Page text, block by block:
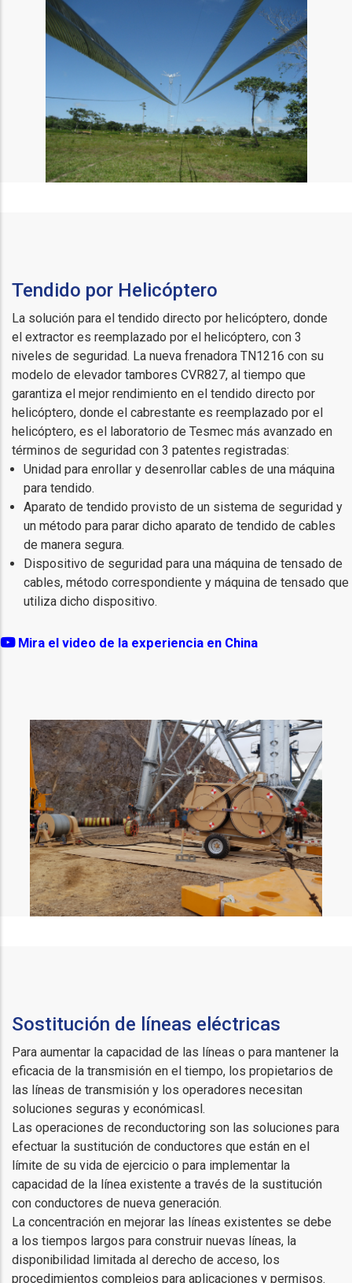
Tendido por Helicóptero
La solución para el tendido directo por helicóptero, donde
el extractor es reemplazado por el helicóptero, con 3
niveles de seguridad. La nueva frenadora TN1216 con su
modelo de elevador tambores CVR827, al tiempo que
garantiza el mejor rendimiento en el tendido directo por
helicóptero, donde el cabrestante es reemplazado por el
helicóptero, es el laboratorio de Tesmec más avanzado en
términos de seguridad con 3 patentes registradas:
Unidad para enrollar y desenrollar cables de una máquina
para tendido.
Aparato de tendido provisto de un sistema de seguridad y
un método para parar dicho aparato de tendido de cables
de manera segura.
Dispositivo de seguridad para una máquina de tensado de
cables, método correspondiente y máquina de tensado que
utiliza dicho dispositivo.
Mira el video de la experiencia en China
Sostitución de líneas eléctricas
Para aumentar la capacidad de las líneas o para mantener la
eficacia de la transmisión en el tiempo, los propietarios de
las líneas de transmisión y los operadores necesitan
soluciones seguras y económicasl.
Las operaciones de reconductoring son las soluciones para
efectuar la sustitución de conductores que están en el
límite de su vida de ejercicio o para implementar la
capacidad de la línea existente a través de la sustitución
con conductores de nueva generación.
La concentración en mejorar las líneas existentes se debe
a los tiempos largos para construir nuevas líneas, la
disponibilidad limitada al derecho de acceso, los
procedimientos complejos para aplicaciones y permisos.